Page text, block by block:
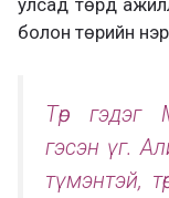
улсад төрд
болон төрийн
Төр гэдэг
гэсэн үг.
түмэнтэй,